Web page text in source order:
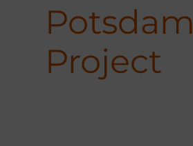
Potsdam
Project